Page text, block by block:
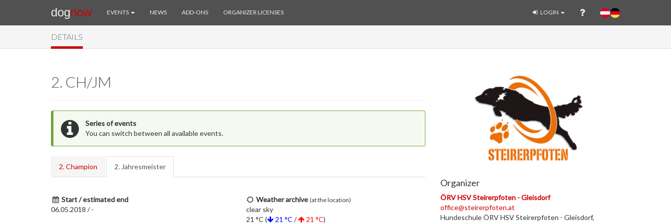
dognow EVENTS NEWS ADD-ONS ORGANIZER LICENSES LOGIN
DETAILS
2. CH/JM
Series of events
You can switch between all available events.
2. Champion 2. Jahresmeister
Start / estimated end
06.05.2018 / -
Weather archive (at the location)
clear sky
21 °C (
21 °C / 21 °C)
Organizer
ÖRV HSV Steirerpfoten - Gleisdorf
office@steirerpfoten.at
Hundeschule ÖRV HSV Steirerpfoten - Gleisdorf,